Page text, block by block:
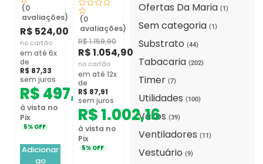
Ofertas Da Maria(1)
Sem categoria(1)
Substrato(44)
Tabacaria(202)
Timer(7)
Utilidades(100)
Vasos(39)
Ventiladores(11)
Vestuário(9)
(0
avaliações)
R$ 524,00
no cartão
em até 6x
de
R$ 87,33
sem juros
R$497,80
à vista no
Pix
5% OFF
Adicionar
ao
(0
avaliações)
R$1.159,90
R$1.054,90
no cartão
em até 12x
de
R$ 87,91
sem juros
R$1.002,16
à vista no
Pix
5% OFF